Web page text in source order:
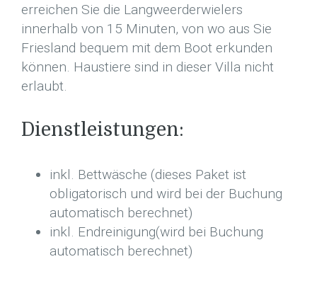
erreichen Sie die Langweerderwielers
innerhalb von 15 Minuten, von wo aus Sie
Friesland bequem mit dem Boot erkunden
können. Haustiere sind in dieser Villa nicht
erlaubt.
Dienstleistungen:
inkl. Bettwäsche (dieses Paket ist
obligatorisch und wird bei der Buchung
automatisch berechnet)
inkl. Endreinigung(wird bei Buchung
automatisch berechnet)